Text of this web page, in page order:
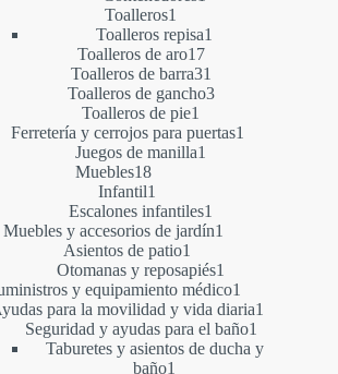
Toalleros1
producto
Toalleros repisa1
Toalleros de aro1717
productos
Toalleros de barra31
productos
Toalleros de gancho33
Toalleros de pie1
producto
Ferretería y cerrojos para puertas1
Juegos de manilla1
Muebles1818
productos
Infantil1
producto
Escalones infantiles1
producto
Muebles y accesorios de jardín1
Asientos de patio1
producto
Otomanas y reposapiés1
producto
y equipamiento médico1
producto
para la movilidad y vida diaria1
Seguridad y ayudas para el baño1
producto
Taburetes y asientos de ducha y
baño1